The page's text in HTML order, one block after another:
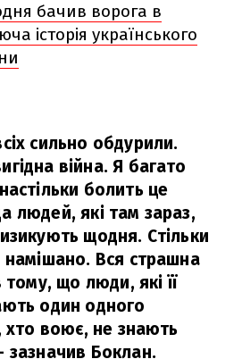
бачив ворога в
історія українського
сильно обдурили.
війна. Я багато
болить це
людей, які там зараз,
щодня. Стільки
намішано. Вся страшна
тому, що люди, які її
один одного
хто воює, не знають
зазначив Боклан.